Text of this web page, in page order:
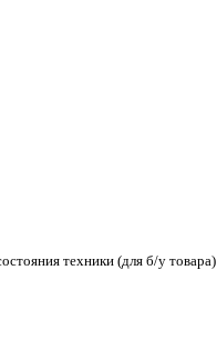
техники (для б/у